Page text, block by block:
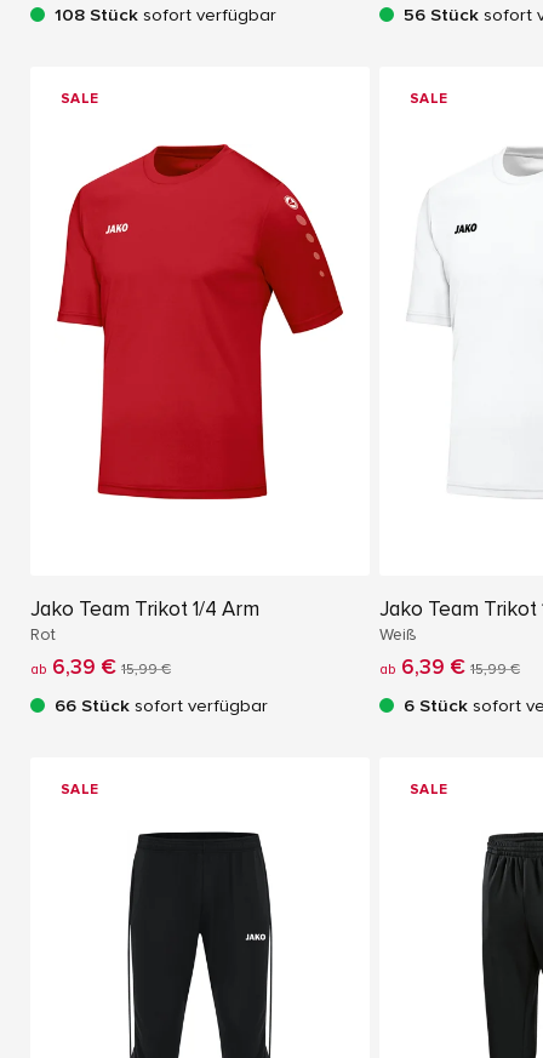
108 Stück sofort verfügbar 56 Stück sofort
SALE
Jako Team Trikot 1/4 Arm
Rot
ab 6,39 € 15,99 €
66 Stück sofort verfügbar
SALE
Jako Team Trikot
Weiß
ab 6,39 € 15,99 €
6 Stück sofort
SALE SALE